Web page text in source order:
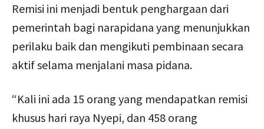
Remisi ini menjadi bentuk penghargaan dari
pemerintah bagi narapidana yang menunjukkan
perilaku baik dan mengikuti pembinaan secara
aktif selama menjalani masa pidana.
“Kali ini ada 15 orang yang mendapatkan remisi
khusus hari raya Nyepi, dan 458 orang